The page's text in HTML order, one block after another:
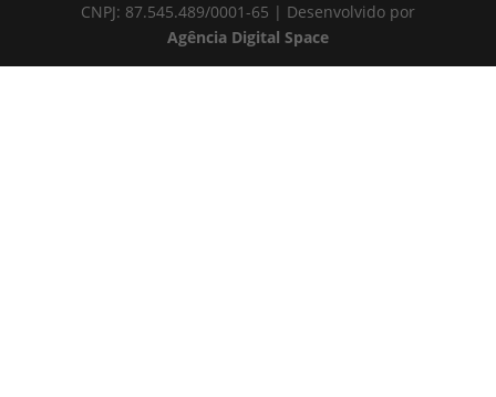
CNPJ: 87.545.489/0001-65 | Desenvolvido por
Agência Digital Space